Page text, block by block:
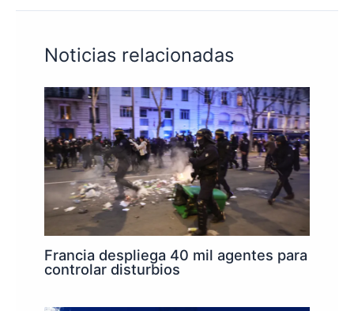
Noticias relacionadas
Francia despliega 40 mil agentes para
controlar disturbios